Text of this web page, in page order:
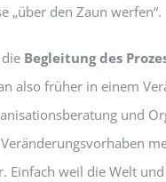
„über den Zaun werfen“.
Begleitung des
also früher in einem
und
Einfach weil die Welt